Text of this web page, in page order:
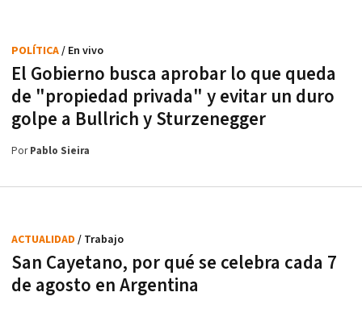
El Gobierno busca aprobar lo que queda
de "propiedad privada" y evitar un duro
golpe a Bullrich y Sturzenegger
POLÍTICA/ En vivo
PorPablo Sieira
San Cayetano, por qué se celebra cada 7
de agosto en Argentina
ACTUALIDAD / Trabajo